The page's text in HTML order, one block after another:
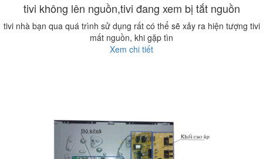
tivi không lên nguồn,tivi đang xem bị tắt nguồn
tivi nhà bạn qua quá trình sử dụng rất có thể sẽ xảy ra hiện tượng tivi
mất nguồn, khi gặp tìn
Xem chi tiết